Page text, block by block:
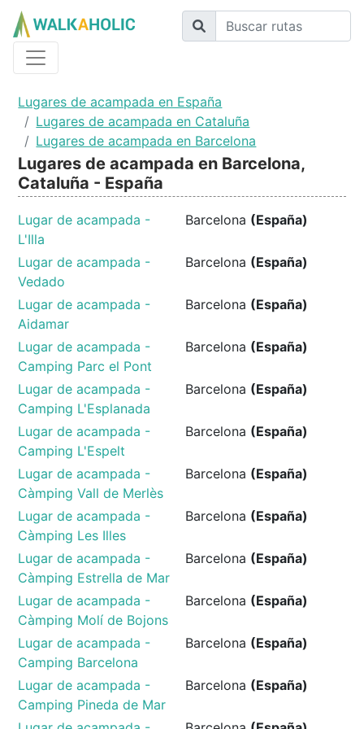
Lugares de acampada en España
Lugares de acampada en Cataluña
Lugares de acampada en Barcelona
Lugares de acampada en Barcelona,
Cataluña - España
Lugar de acampada -
L'Illa
Barcelona (España)
Lugar de acampada -
Vedado
Barcelona (España)
Lugar de acampada -
Aidamar
Barcelona (España)
Lugar de acampada -
Camping Parc el Pont
Barcelona (España)
Lugar de acampada -
Camping L'Esplanada
Barcelona (España)
Lugar de acampada -
Camping L'Espelt
Barcelona (España)
Lugar de acampada -
Càmping Vall de Merlès
Barcelona (España)
Lugar de acampada -
Càmping Les Illes
Barcelona (España)
Lugar de acampada -
Càmping Estrella de Mar
Barcelona (España)
Lugar de acampada -
Càmping Molí de Bojons
Barcelona (España)
Lugar de acampada -
Camping Barcelona
Barcelona (España)
Lugar de acampada -
Camping Pineda de Mar
Barcelona (España)